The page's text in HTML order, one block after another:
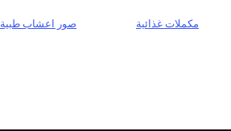
مكملات غذائية صور اعشاب طبية